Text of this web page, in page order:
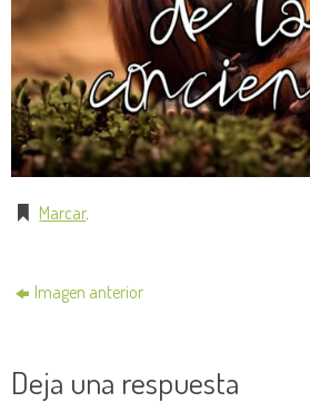
Marcar.
Imagen anterior
Deja una respuesta